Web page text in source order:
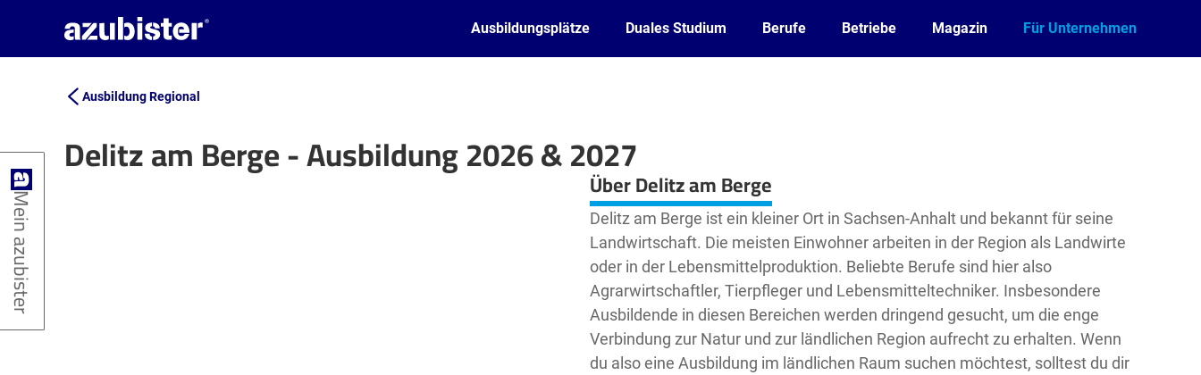
Ausbildungsplätze Duales Studium Berufe Betriebe Magazin Für Unternehmen
Ausbildung Regional
Delitz am Berge - Ausbildung 2026 & 2027
Leaflet| ©OpenStreetMap2contributors Über Delitz am Berge
Delitz am Berge ist ein kleiner Ort in Sachsen-Anhalt und bekannt für seine
Landwirtschaft. Die meisten Einwohner arbeiten in der Region als Landwirte
oder in der Lebensmittelproduktion. Beliebte Berufe sind hier also
Agrarwirtschaftler, Tierpfleger und Lebensmitteltechniker. Insbesondere
Ausbildende in diesen Bereichen werden dringend gesucht, um die enge
Verbindung zur Natur und zur ländlichen Region aufrecht zu erhalten. Wenn
du also eine Ausbildung im ländlichen Raum suchen möchtest, solltest du dir
Mein azubister